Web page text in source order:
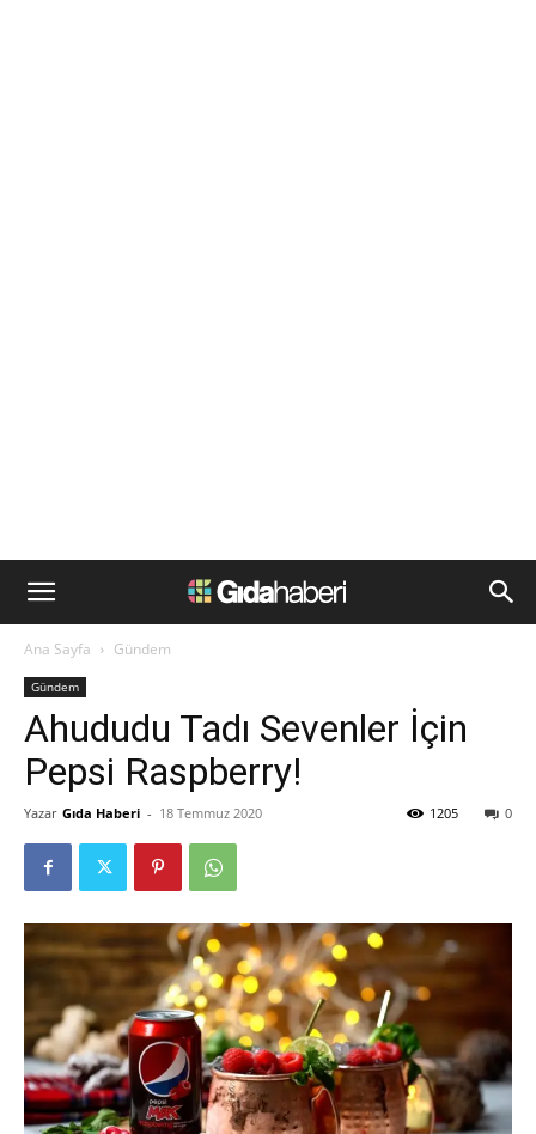
Ana Sayfa Gündem
Gündem
Ahududu Tadı Sevenler İçin
Pepsi Raspberry!
Yazar Gıda Haberi - 18 Temmuz 2020 0
1205